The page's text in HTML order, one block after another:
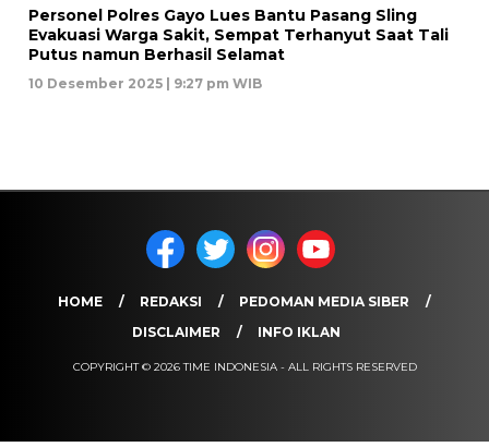
Personel Polres Gayo Lues Bantu Pasang Sling
Evakuasi Warga Sakit, Sempat Terhanyut Saat Tali
Putus namun Berhasil Selamat
10 Desember 2025 | 9:27 pm WIB
HOME REDAKSI
PEDOMAN MEDIA SIBER
DISCLAIMER
INFO IKLAN
COPYRIGHT © 2026 TIME INDONESIA - ALL RIGHTS RESERVED